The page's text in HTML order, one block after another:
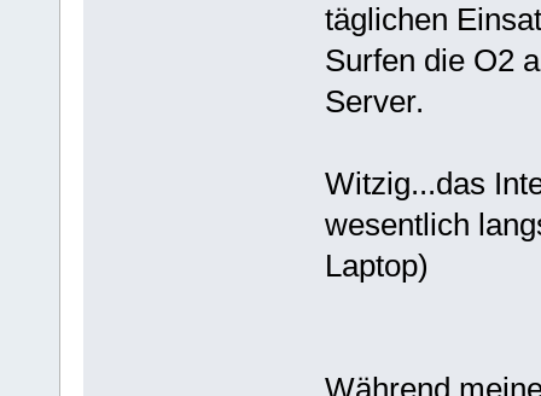
täglichen
Surfen die O2
Server.
Witzig...das
wesentlich
Laptop)